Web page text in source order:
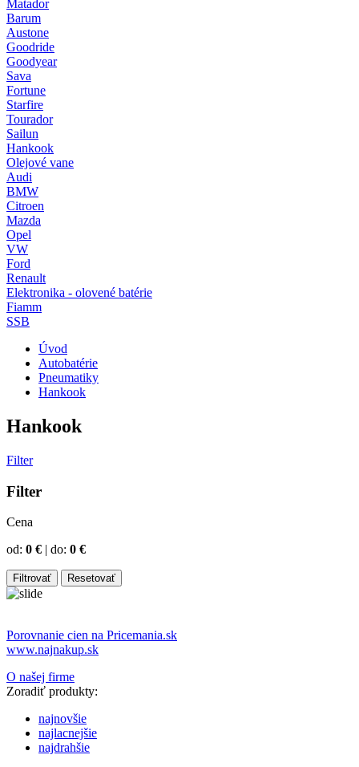
Matador
Barum
Austone
Goodride
Goodyear
Sava
Fortune
Starfire
Tourador
Sailun
Hankook
Olejové vane
Audi
BMW
Citroen
Mazda
Opel
VW
Ford
Renault
Elektronika - olovené batérie
Fiamm
SSB
Úvod
Autobatérie
Pneumatiky
Hankook
Hankook
Filter
Filter
Cena
od: 0 € | do: 0 €
Porovnanie cien na Pricemania.sk
www.najnakup.sk
O našej firme
Zoradiť produkty:
najnovšie
najlacnejšie
najdrahšie